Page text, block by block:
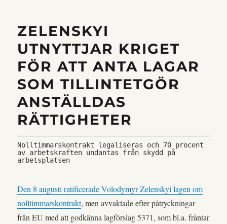
ZELENSKYI
UTNYTTJAR KRIGET
FÖR ATT ANTA LAGAR
SOM TILLINTETGÖR
ANSTÄLLDAS
RÄTTIGHETER
Nolltimmarskontrakt legaliseras och 70 procent
av arbetskraften undantas från skydd på
arbetsplatsen
Den 8 augusti ratificerade Volodymyr Zelenskyi lagen om
nolltimmarskontrakt, men avvaktade efter påtryckningar
från EU med att godkänna lagförslag 5371, som bl.a. fråntar